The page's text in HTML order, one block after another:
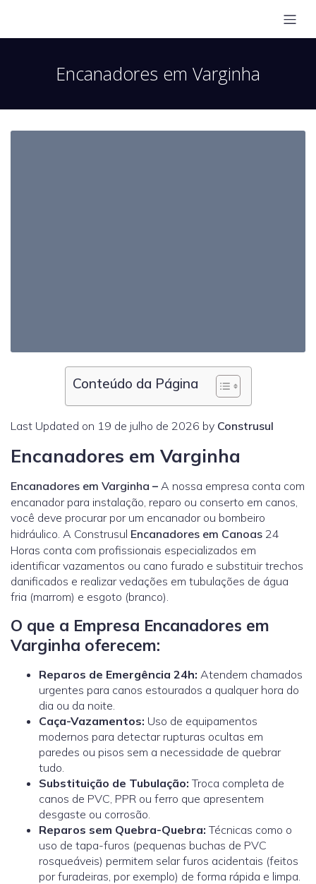
Encanadores em Varginha
Conteúdo da Página
Last Updated on 19 de julho de 2026 by Construsul
Encanadores em Varginha
Encanadores em Varginha – A nossa empresa conta com
encanador para instalação, reparo ou conserto em canos,
você deve procurar por um encanador ou bombeiro
hidráulico. A Construsul Encanadores em Canoas 24
Horas conta com profissionais especializados em
identificar vazamentos ou cano furado e substituir trechos
danificados e realizar vedações em tubulações de água
fria (marrom) e esgoto (branco).
O que a Empresa Encanadores em
Varginha oferecem:
Reparos de Emergência 24h: Atendem chamados
urgentes para canos estourados a qualquer hora do
dia ou da noite.
Caça-Vazamentos: Uso de equipamentos
modernos para detectar rupturas ocultas em
paredes ou pisos sem a necessidade de quebrar
tudo.
Substituição de Tubulação: Troca completa de
canos de PVC, PPR ou ferro que apresentem
desgaste ou corrosão.
Reparos sem Quebra-Quebra: Técnicas como o
uso de tapa-furos (pequenas buchas de PVC
rosqueáveis) permitem selar furos acidentais (feitos
por furadeiras, por exemplo) de forma rápida e limpa.